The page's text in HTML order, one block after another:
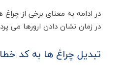
در ادامه به معنای برخی از
در زمان نشان دادن ارورها می
تبدیل چراغ ها به کد